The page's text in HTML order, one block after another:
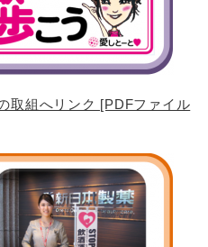
取組へリンク [PDFファイル